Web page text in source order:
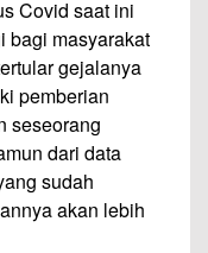
Covid saat ini
bagi masyarakat
gejalanya
pemberian
seseorang
dari data
sudah
akan lebih